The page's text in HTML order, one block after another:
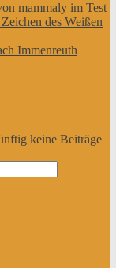
mammaly im Test
des Weißen
Immenreuth
keine Beiträge